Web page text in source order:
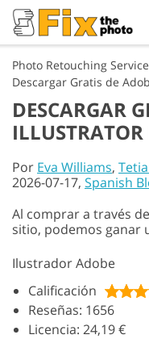
Photo Retouching
Descargar Gratis de
DESCARGAR
Por Eva Williams,
2026-07-17, Spanish
Al comprar a través
sitio, podemos ganar
Ilustrador Adobe
Calificación
Reseñas: 1656
Licencia: 24,19 €